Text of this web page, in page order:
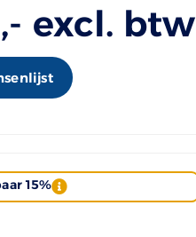
,- excl. btw
15%